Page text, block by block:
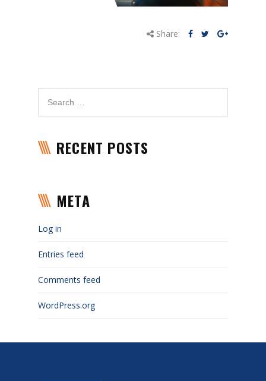
Share:
RECENT POSTS
META
Log in
Entries feed
Comments feed
WordPress.org